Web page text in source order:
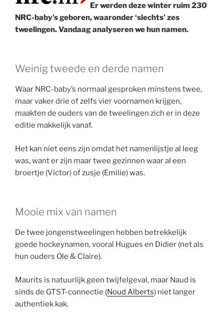
Er werden deze winter ruim 230
NRC-baby’s geboren, waaronder ‘slechts’ zes
tweelingen. Vandaag analyseren we hun namen.
Weinig tweede en derde namen
Waar NRC-baby’s normaal gesproken minstens twee,
maar vaker drie of zelfs vier voornamen krijgen,
maakten de ouders van de tweelingen zich er in deze
editie makkelijk vanaf.
Het kan niet eens zijn omdat het namenlijstje al leeg
was, want er zijn maar twee gezinnen waar al een
broertje (Victor) of zusje (Emilie) was.
Mooie mix van namen
De twee jongenstweelingen hebben betrekkelijk
goede hockeynamen, vooral Hugues en Didier (net als
hun ouders Ole & Claire).
Maurits is natuurlijk geen twijfelgeval, maar Naud is
sinds de GTST-connectie (Noud Alberts) niet langer
authentiek kak.